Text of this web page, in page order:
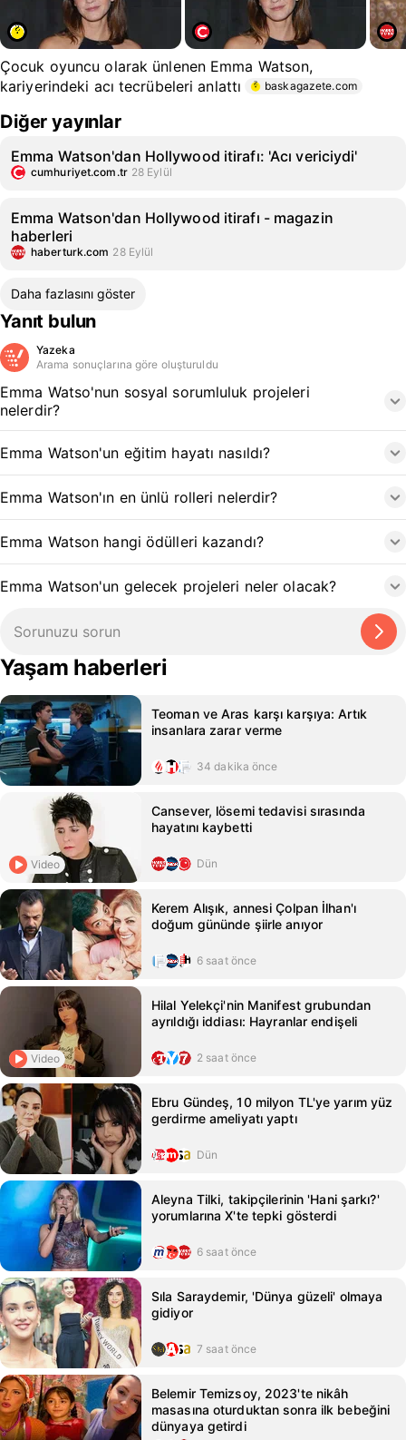
Çocuk oyuncu olarak ünlenen Emma Watson,
kariyerindeki acı tecrübeleri anlattı
baskagazete.com
Diğer yayınlar
Emma Watson'dan Hollywood itirafı: 'Acı vericiydi'
cumhuriyet.com.tr 28 Eylül
Emma Watson'dan Hollywood itirafı - magazin
haberleri
haberturk.com 28 Eylül
Daha fazlasını göster
Yanıt bulun
Yazeka
Arama sonuçlarına göre oluşturuldu
Emma Watso'nun sosyal sorumluluk projeleri
nelerdir?
Emma Watson'un eğitim hayatı nasıldı?
Emma Watson'ın en ünlü rolleri nelerdir?
Emma Watson hangi ödülleri kazandı?
Emma Watson'un gelecek projeleri neler olacak?
Yaşam haberleri
Teoman ve Aras karşı karşıya: Artık
insanlara zarar verme
34 dakika önce
Video
Cansever, lösemi tedavisi sırasında
hayatını kaybetti
Dün
Kerem Alışık, annesi Çolpan İlhan'ı
doğum gününde şiirle anıyor
6 saat önce
Video
Hilal Yelekçi'nin Manifest grubundan
ayrıldığı iddiası: Hayranlar endişeli
2 saat önce
Ebru Gündeş, 10 milyon TL'ye yarım yüz
gerdirme ameliyatı yaptı
Dün
Aleyna Tilki, takipçilerinin 'Hani şarkı?'
yorumlarına X'te tepki gösterdi
6 saat önce
Sıla Saraydemir, 'Dünya güzeli' olmaya
gidiyor
7 saat önce
Belemir Temizsoy, 2023'te nikâh
masasına oturduktan sonra ilk bebeğini
dünyaya getirdi